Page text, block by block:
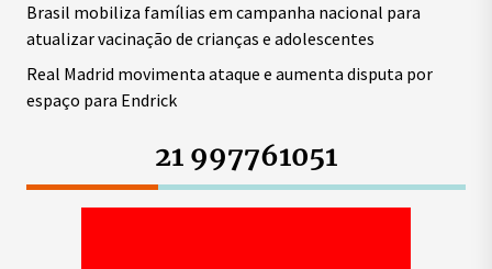
Brasil mobiliza famílias em campanha nacional para
atualizar vacinação de crianças e adolescentes
Real Madrid movimenta ataque e aumenta disputa por
espaço para Endrick
21 997761051